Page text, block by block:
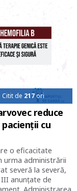
de 217ori
reduce
cu
o eficacitate
urma administrării
severă la severă,
anunţate de